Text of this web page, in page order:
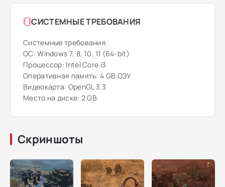
СИСТЕМНЫЕ ТРЕБОВАНИЯ
Системные требования:
ОС: Windows 7, 8, 10, 11 (64-bit)
Процессор: Intel Core i3
Оперативная память: 4 GB ОЗУ
Видеокарта: OpenGL 3.3
Место на диске: 2 GB
Скриншоты